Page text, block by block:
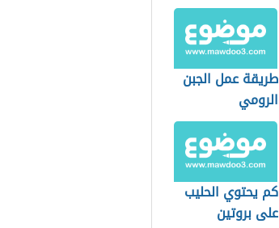
طريقة عمل الجبن
الرومي
كم يحتوي الحليب
على بروتين